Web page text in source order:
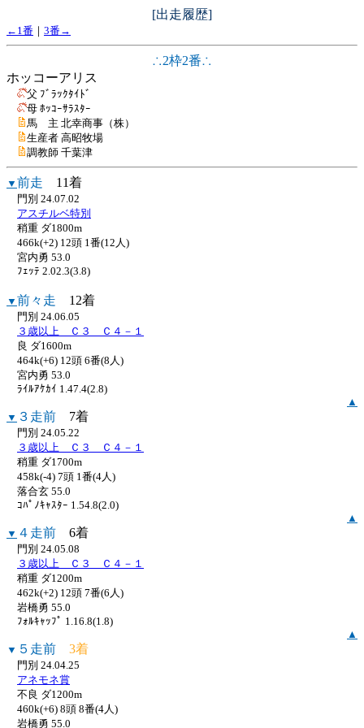
[出走履歴]
←1番 ｜ 3番→
∴2枠2番∴
ホッコーアリス
父 ﾌﾞﾗｯｸﾀｲﾄﾞ
母 ﾎｯｺｰｻﾗｽﾀｰ
馬 主 北幸商事（株）
生産者 高昭牧場
調教師 千葉津
▼ 前走 11着
門別 24.07.02
アスチルベ特別
稍重 ダ1800m
466k(+2) 12頭 1番(12人)
宮内勇 53.0
ﾌｪｯﾃ 2.02.3(3.8)
▼ 前々走 12着
門別 24.06.05
３歳以上 Ｃ３ Ｃ４－１
良 ダ1600m
464k(+6) 12頭 6番(8人)
宮内勇 53.0
ﾗｲﾙｱｹｶｲ 1.47.4(2.8)
▲
▼ ３走前 7着
門別 24.05.22
３歳以上 Ｃ３ Ｃ４－１
稍重 ダ1700m
458k(-4) 7頭 1番(4人)
落合玄 55.0
ｺﾊﾟﾉｷｬｽﾀｰ 1.54.8(2.0)
▲
▼ ４走前 6着
門別 24.05.08
３歳以上 Ｃ３ Ｃ４－１
稍重 ダ1200m
462k(+2) 12頭 7番(6人)
岩橋勇 55.0
ﾌｫﾙｷｬｯﾌﾟ 1.16.8(1.8)
▲
▼ ５走前 3着
門別 24.04.25
アネモネ賞
不良 ダ1200m
460k(+6) 8頭 8番(4人)
岩橋勇 55.0